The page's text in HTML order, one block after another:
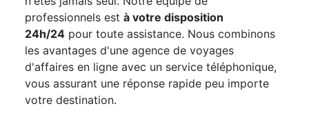
professionnels est à votre disposition
24h/24 pour toute assistance. Nous combinons
les avantages d'une agence de voyages
d'affaires en ligne avec un service téléphonique,
vous assurant une réponse rapide peu importe
votre destination.